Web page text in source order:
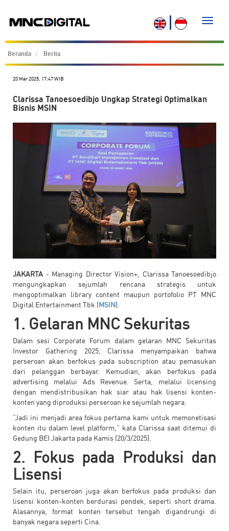
Toggle
Beranda Berita
20 Mar 2025, 17:47 WIB
Clarissa Tanoesoedibjo Ungkap Strategi Optimalkan
Bisnis MSIN
JAKARTA - Managing Director Vision+, Clarissa Tanoesoedibjo
mengungkapkan sejumlah rencana strategis untuk
mengoptimalkan library content maupun portofolio PT MNC
Digital Entertainment Tbk (MSIN).
1. Gelaran MNC Sekuritas
Dalam sesi Corporate Forum dalam gelaran MNC Sekuritas
Investor Gathering 2025, Clarissa menyampaikan bahwa
perseroan akan berfokus pada subscription atau pemasukan
dari pelanggan berbayar. Kemudian, akan berfokus pada
advertising melalui Ads Revenue. Serta, melalui licensing
dengan mendistribusikan hak siar atau hak lisensi konten-
konten yang diproduksi perseroan ke sejumlah negara.
“Jadi ini menjadi area fokus pertama kami untuk memonetisasi
konten itu dalam level platform,” kata Clarissa saat ditemui di
Gedung BEI Jakarta pada Kamis (20/3/2025).
2. Fokus pada Produksi dan
Lisensi
Selain itu, perseroan juga akan berfokus pada produksi dan
lisensi konten-konten berdurasi pendek, seperti short drama.
Alasannya, format konten tersebut tengah digandrungi di
banyak negara seperti Cina.